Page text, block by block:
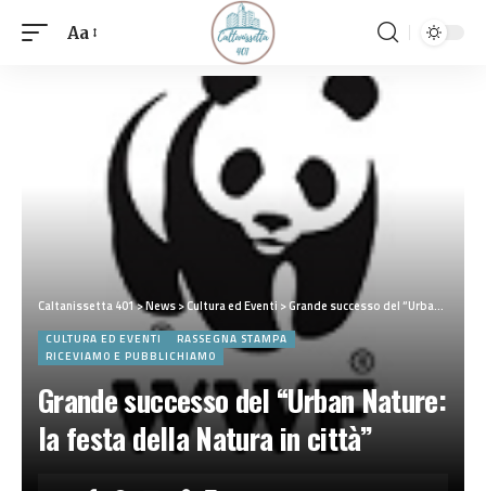
Aa
Caltanissetta 401>News>Cultura ed Eventi >Grande successo del “Urban Nature: la festa della Natura in città”
CULTURA ED EVENTI
RASSEGNA STAMPA
RICEVIAMO E PUBBLICHIAMO
Grande successo del “Urban Nature:
la festa della Natura in città”